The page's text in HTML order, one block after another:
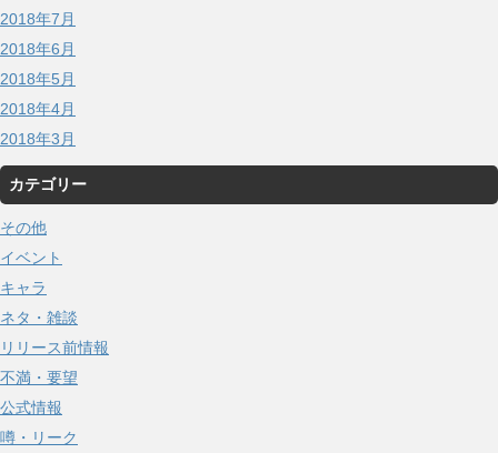
2018年7月
2018年6月
2018年5月
2018年4月
2018年3月
カテゴリー
その他
イベント
キャラ
ネタ・雑談
リリース前情報
不満・要望
公式情報
噂・リーク